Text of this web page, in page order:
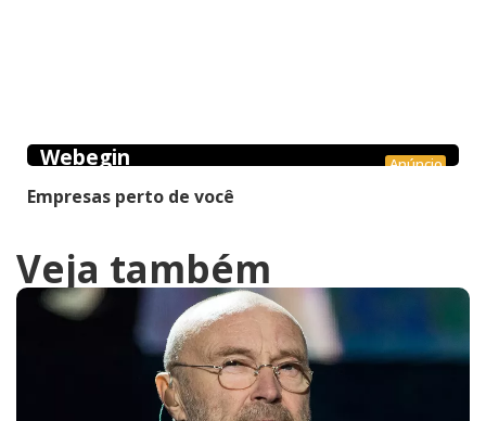
Anúncio
Webegin
Empresas perto de você
Veja também